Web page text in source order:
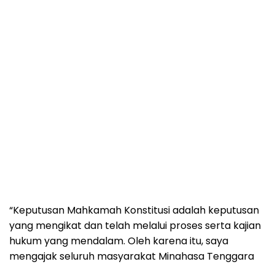
“Keputusan Mahkamah Konstitusi adalah keputusan
yang mengikat dan telah melalui proses serta kajian
hukum yang mendalam. Oleh karena itu, saya
mengajak seluruh masyarakat Minahasa Tenggara